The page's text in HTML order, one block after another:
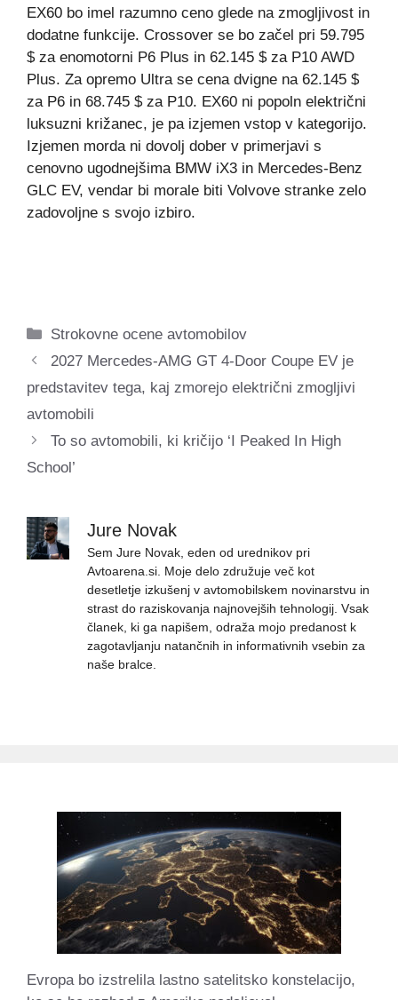
EX60 bo imel razumno ceno glede na zmogljivost in
dodatne funkcije. Crossover se bo začel pri 59.795
$ za enomotorni P6 Plus in 62.145 $ za P10 AWD
Plus. Za opremo Ultra se cena dvigne na 62.145 $
za P6 in 68.745 $ za P10. EX60 ni popoln električni
luksuzni križanec, je pa izjemen vstop v kategorijo.
Izjemen morda ni dovolj dober v primerjavi s
cenovno ugodnejšima BMW iX3 in Mercedes-Benz
GLC EV, vendar bi morale biti Volvove stranke zelo
zadovoljne s svojo izbiro.
Categories
Strokovne ocene avtomobilov
2027 Mercedes-AMG GT 4-Door Coupe EV je
predstavitev tega, kaj zmorejo električni zmogljivi
avtomobili
To so avtomobili, ki kričijo ‘I Peaked In High
School’
Jure Novak
Sem Jure Novak, eden od urednikov pri
Avtoarena.si. Moje delo združuje več kot
desetletje izkušenj v avtomobilskem novinarstvu in
strast do raziskovanja najnovejših tehnologij. Vsak
članek, ki ga napišem, odraža mojo predanost k
zagotavljanju natančnih in informativnih vsebin za
naše bralce.
Evropa bo izstrelila lastno satelitsko konstelacijo,